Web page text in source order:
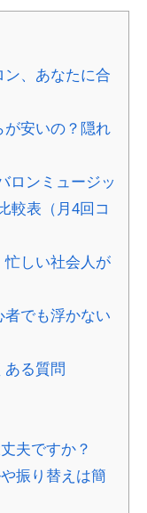
、あなたに合
が安いの？隠れ
ロンミュージッ
較表（月4回コ
忙しい社会人が
者でも浮かない
る質問
夫ですか？
振り替えは簡